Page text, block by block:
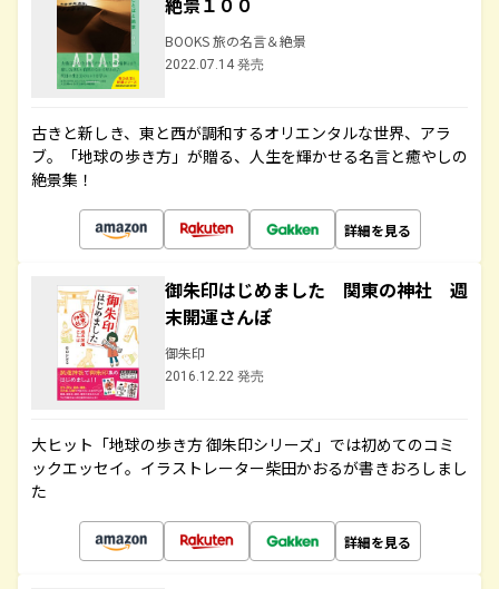
BOOKS 旅の名言＆絶景
2022.07.14 発売
古きと新しき、東と西が調和するオリエンタルな世界、アラ
ブ。「地球の歩き方」が贈る、人生を輝かせる名言と癒やしの
絶景集！
詳細を見る
御朱印はじめました 関東の神社 週
末開運さんぽ
御朱印
2016.12.22 発売
大ヒット「地球の歩き方 御朱印シリーズ」では初めてのコミ
ックエッセイ。イラストレーター柴田かおるが書きおろしまし
た
詳細を見る